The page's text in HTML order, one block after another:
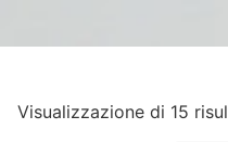
Visualizzazione di 15